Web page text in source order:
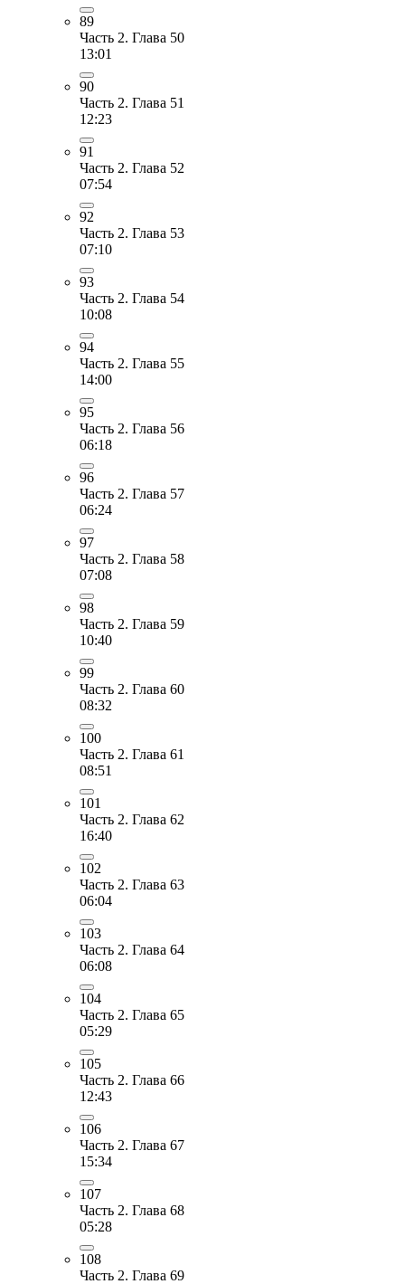
89
Часть 2. Глава 50
13:01
90
Часть 2. Глава 51
12:23
91
Часть 2. Глава 52
07:54
92
Часть 2. Глава 53
07:10
93
Часть 2. Глава 54
10:08
94
Часть 2. Глава 55
14:00
95
Часть 2. Глава 56
06:18
96
Часть 2. Глава 57
06:24
97
Часть 2. Глава 58
07:08
98
Часть 2. Глава 59
10:40
99
Часть 2. Глава 60
08:32
100
Часть 2. Глава 61
08:51
101
Часть 2. Глава 62
16:40
102
Часть 2. Глава 63
06:04
103
Часть 2. Глава 64
06:08
104
Часть 2. Глава 65
05:29
105
Часть 2. Глава 66
12:43
106
Часть 2. Глава 67
15:34
107
Часть 2. Глава 68
05:28
108
Часть 2. Глава 69